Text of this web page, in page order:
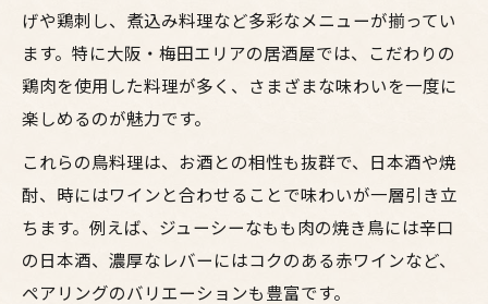
げや鶏刺し、煮込み料理など多彩なメニューが揃ってい
ます。特に大阪・梅田エリアの居酒屋では、こだわりの
鶏肉を使用した料理が多く、さまざまな味わいを一度に
楽しめるのが魅力です。
これらの鳥料理は、お酒との相性も抜群で、日本酒や焼
酎、時にはワインと合わせることで味わいが一層引き立
ちます。例えば、ジューシーなもも肉の焼き鳥には辛口
の日本酒、濃厚なレバーにはコクのある赤ワインなど、
ペアリングのバリエーションも豊富です。